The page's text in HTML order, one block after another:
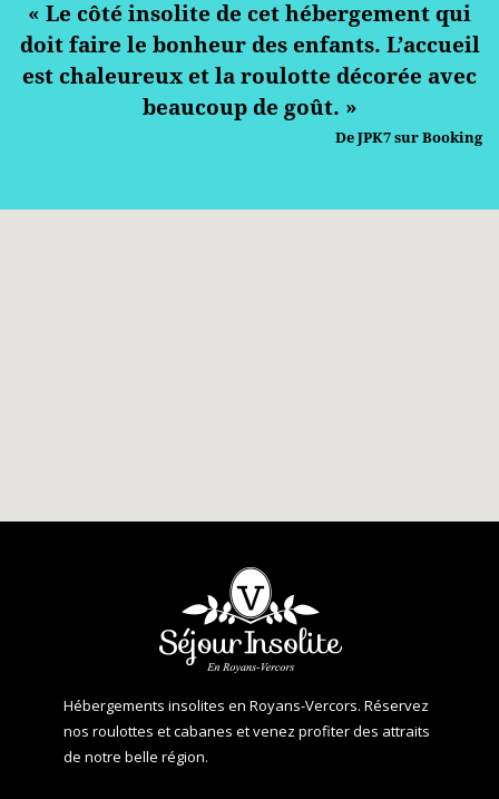
« Le côté insolite de cet hébergement qui
doit faire le bonheur des enfants. L’accueil
est chaleureux et la roulotte décorée avec
beaucoup de goût. »
De JPK7 sur Booking
Hébergements insolites en Royans-Vercors. Réservez
nos roulottes et cabanes et venez profiter des attraits
de notre belle région.